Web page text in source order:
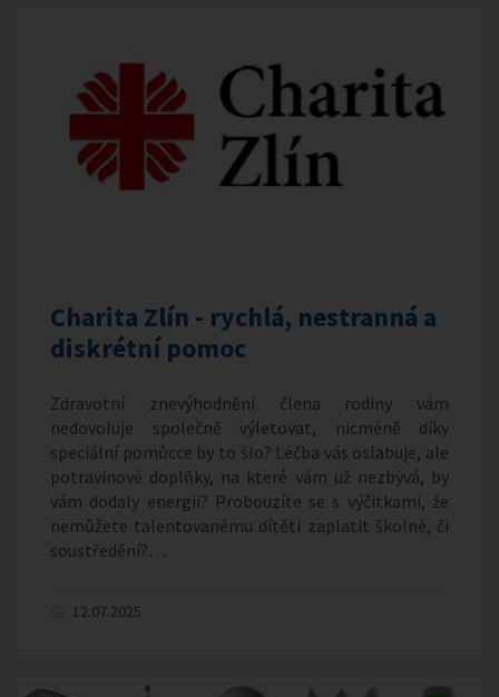
Charita Zlín - rychlá, nestranná a
diskrétní pomoc
Zdravotní znevýhodnění člena rodiny vám
nedovoluje společně výletovat, nicméně díky
speciální pomůcce by to šlo? Léčba vás oslabuje, ale
potravinové doplňky, na které vám už nezbývá, by
vám dodaly energii? Probouzíte se s výčitkami, že
nemůžete talentovanému dítěti zaplatit školné, či
soustředění?…
12.07.2025